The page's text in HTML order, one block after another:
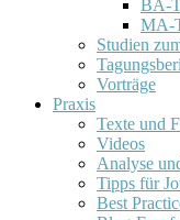
BA-
MA-
Studien
Vorträge
Praxis
Texte und
Videos
Analyse
Tipps für
Best